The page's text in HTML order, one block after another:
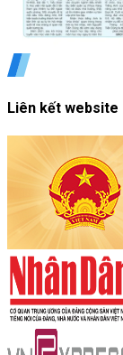
Liên kết website